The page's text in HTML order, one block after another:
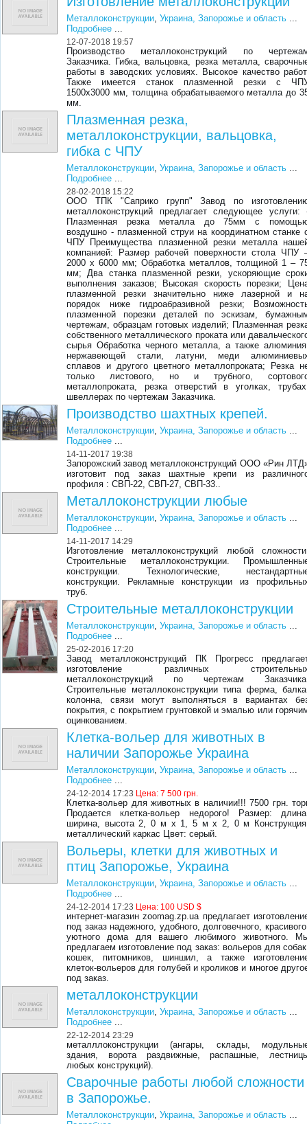
Металлоконструкции,Украина, Запорожье и область ...
Подробнее ...
12-07-2018 19:57
Производство металлоконструкций по
Заказчика. Гибка, вальцовка, резка металла,
работы в заводских условиях. Высокое качество
Также имеется станок плазменной резки с
1500х3000 мм, толщина обрабатываемого металла до
мм.
Плазменная резка,
металлоконструкции, вальцовка,
гибка с ЧПУ
Металлоконструкции,Украина, Запорожье и область ...
Подробнее ...
28-02-2018 15:22
ООО ТПК "Саприко групп" Завод по
металлоконструкций предлагает следующее услуги:
Плазменная резка металла до 75мм с
воздушно - плазменной струи на координатном станке
ЧПУ Преимущества плазменной резки металла
компанией: Размер рабочей поверхности стола ЧПУ
2000 х 6000 мм; Обработка металлов, толщиной 1 –
мм; Два станка плазменной резки, ускоряющие
выполнения заказов; Высокая скорость порезки;
плазменной резки значительно ниже лазерной и
порядок ниже гидроабразивной резки;
плазменной порезки деталей по эскизам,
чертежам, образцам готовых изделий; Плазменная
собственного металлического проката или
сырья Обработка черного металла, а также
нержавеющей стали, латуни, меди
сплавов и другого цветного металлопроката; Резка
только листового, но и трубного,
металлопроката, резка отверстий в уголках,
швеллерах по чертежам Заказчика.
Производство шахтных крепей.
Металлоконструкции,Украина, Запорожье и область ...
Подробнее ...
14-11-2017 19:38
Запорожский завод металлоконструкций ООО «Рин
изготовит под заказ шахтные крепи из
профиля : СВП-22, СВП-27, СВП-33..
Металлоконструкции любые
Металлоконструкции,Украина, Запорожье и область ...
Подробнее ...
14-11-2017 14:29
Изготовление металлоконструкций любой
Строительные металлоконструкции.
конструкции. Технологические,
конструкции. Рекламные конструкции из
труб.
Строительные металлоконструкции
Металлоконструкции,Украина, Запорожье и область ...
Подробнее ...
25-02-2016 17:20
Завод металлоконструкций ПК Прогресс
изготовление различных
металлоконструкций по чертежам
Строительные металлоконструкции типа ферма,
колонна, связи могут выполняться в вариантах
покрытия, с покрытием грунтовкой и эмалью или
оцинкованием.
Клетка-вольер для животных в
наличии Запорожье Украина
Металлоконструкции,Украина, Запорожье и область ...
Подробнее ...
24-12-2014 17:23 Цена:7 500 грн.
Клетка-вольер для животных в наличии!!! 7500 грн.
Продается клетка-вольер недорого! Размер:
ширина, высота 2, 0 м х 1, 5 м х 2, 0 м
металлический каркас Цвет: серый.
Вольеры, клетки для животных и
птиц Запорожье, Украина
Металлоконструкции,Украина, Запорожье и область ...
Подробнее ...
24-12-2014 17:23 Цена: 100 USD $
интернет-магазин zoomag.zp.ua предлагает
под заказ надежного, удобного, долговечного,
уютного дома для вашего любимого животного.
предлагаем изготовление под заказ: вольеров для
кошек, питомников, шиншил, а также
клеток-вольеров для голубей и кроликов и многое
под заказ.
металлоконструкции
Металлоконструкции,Украина, Запорожье и область ...
Подробнее ...
22-12-2014 23:29
металллоконструкции (ангары, склады,
здания, ворота раздвижные, распашные,
любых конструкций).
Сварочные работы любой сложности
в Запорожье.
Металлоконструкции,Украина, Запорожье и область ...